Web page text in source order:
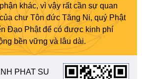
khác, vì vậy rất cần sự quan
chư Tôn đức Tăng Ni, quý Phật
Đạo Phật để có được kinh phí
bền vững và lâu dài.
PHAT SU